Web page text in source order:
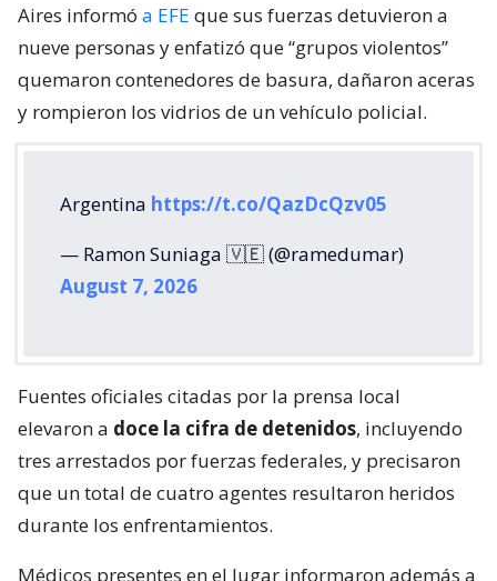
Aires informó a EFE que sus fuerzas detuvieron a
nueve personas y enfatizó que “grupos violentos”
quemaron contenedores de basura, dañaron aceras
y rompieron los vidrios de un vehículo policial.
Argentina https://t.co/QazDcQzv05
— Ramon Suniaga 🇻🇪 (@ramedumar)
August 7, 2026
Fuentes oficiales citadas por la prensa local
elevaron a doce la cifra de detenidos, incluyendo
tres arrestados por fuerzas federales, y precisaron
que un total de cuatro agentes resultaron heridos
durante los enfrentamientos.
Médicos presentes en el lugar informaron además a